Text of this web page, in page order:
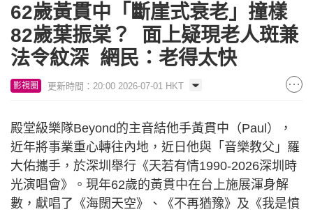
62歲黃貫中「斷崖式衰老」撞樣
82歲葉振棠？ 面上疑現老人斑兼
法令紋深 網民：老得太快
影視圈 更新時間：20:00 2026-07-01 HKT
殿堂級樂隊Beyond的主音結他手黃貫中（Paul），
近年將事業重心轉往內地，近日他與「音樂教父」羅
大佑攜手，於深圳舉行《天若有情1990-2026深圳時
光演唱會》。現年62歲的黃貫中在台上施展渾身解
數，獻唱了《海闊天空》、《不再猶豫》及《我是憤